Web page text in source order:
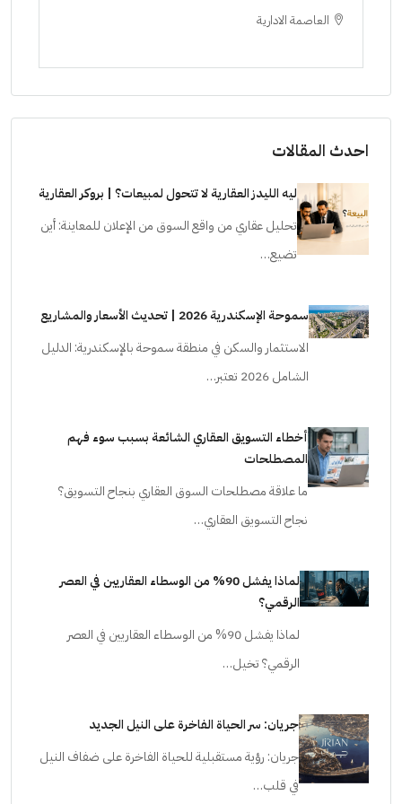
العاصمة الادارية
احدث المقالات
ليه الليدز العقارية لا تتحول لمبيعات؟ | بروكر العقارية
تحليل عقاري من واقع السوق من الإعلان للمعاينة: أين
تضيع…
سموحة الإسكندرية 2026 | تحديث الأسعار والمشاريع
الاستثمار والسكن في منطقة سموحة بالإسكندرية: الدليل
الشامل 2026 تعتبر…
أخطاء التسويق العقاري الشائعة بسبب سوء فهم
المصطلحات
ما علاقة مصطلحات السوق العقاري بنجاح التسويق؟
نجاح التسويق العقاري…
لماذا يفشل 90% من الوسطاء العقاريين في العصر
الرقمي؟
لماذا يفشل 90% من الوسطاء العقاريين في العصر
الرقمي؟ تخيل…
جريان: سر الحياة الفاخرة على النيل الجديد
جريان: رؤية مستقبلية للحياة الفاخرة على ضفاف النيل
في قلب…